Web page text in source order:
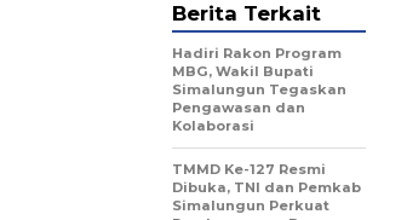
Berita Terkait
Hadiri Rakon Program
MBG, Wakil Bupati
Simalungun Tegaskan
Pengawasan dan
Kolaborasi
TMMD Ke-127 Resmi
Dibuka, TNI dan Pemkab
Simalungun Perkuat